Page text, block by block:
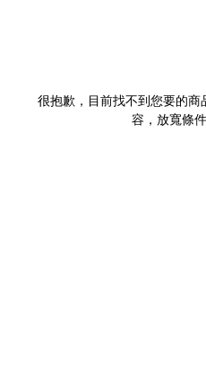
很抱歉，目前找不到您要的
容，放寬條